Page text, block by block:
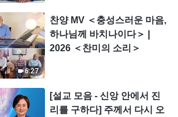
6:27
찬양 MV ＜충성스러운 마음,
하나님께 바치나이다＞ |
2026 ＜찬미의 소리＞
[설교 모음 - 신앙 안에서 진
리를 구하다] 주께서 다시 오